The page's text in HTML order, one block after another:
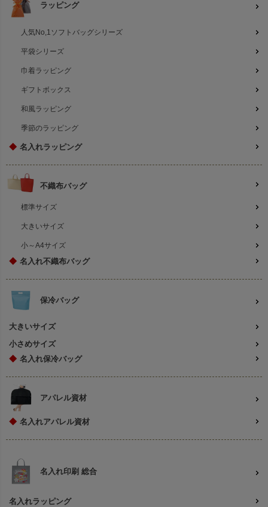
ラッピング
人気No,1ソフトバッグシリーズ
平袋シリーズ
巾着ラッピング
ギフトボックス
和風ラッピング
季節のラッピング
◆ 名入れラッピング
不織布バッグ
標準サイズ
大きいサイズ
小～A4サイズ
◆ 名入れ不織布バッグ
保冷バッグ
大きいサイズ
小さめサイズ
◆ 名入れ保冷バッグ
アパレル資材
◆ 名入れアパレル資材
名入れ印刷 総合
名入れラッピング